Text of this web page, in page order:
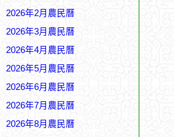
2026年2月農民曆
2026年3月農民曆
2026年4月農民曆
2026年5月農民曆
2026年6月農民曆
2026年7月農民曆
2026年8月農民曆